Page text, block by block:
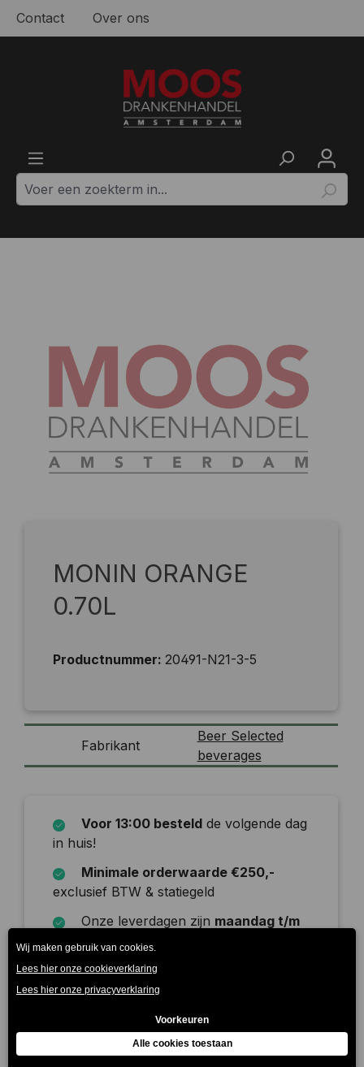
Ga naar de hoofdinhoud
Contact Over ons
MONIN ORANGE
0.70L
Productnummer: 20491-N21-3-5
Fabrikant
Beer Selected
beverages
Voor 13:00 besteld de volgende dag
in huis!
Minimale orderwaarde €250,-
exclusief BTW & statiegeld
Onze leverdagen zijn maandag t/m
zaterdag